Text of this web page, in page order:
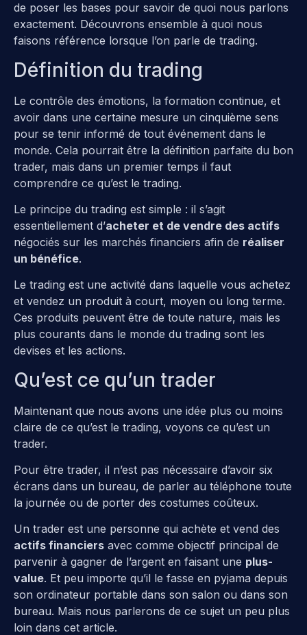
de poser les bases pour savoir de quoi nous parlons
exactement. Découvrons ensemble à quoi nous
faisons référence lorsque l’on parle de trading.
Définition du trading
Le contrôle des émotions, la formation continue, et
avoir dans une certaine mesure un cinquième sens
pour se tenir informé de tout événement dans le
monde. Cela pourrait être la définition parfaite du bon
trader, mais dans un premier temps il faut
comprendre ce qu’est le trading.
Le principe du trading est simple : il s’agit
essentiellement d’acheter et de vendre des actifs
négociés sur les marchés financiers afin de réaliser
un bénéfice.
Le trading est une activité dans laquelle vous achetez
et vendez un produit à court, moyen ou long terme.
Ces produits peuvent être de toute nature, mais les
plus courants dans le monde du trading sont les
devises et les actions.
Qu’est ce qu’un trader
Maintenant que nous avons une idée plus ou moins
claire de ce qu’est le trading, voyons ce qu’est un
trader.
Pour être trader, il n’est pas nécessaire d’avoir six
écrans dans un bureau, de parler au téléphone toute
la journée ou de porter des costumes coûteux.
Un trader est une personne qui achète et vend des
actifs financiers avec comme objectif principal de
parvenir à gagner de l’argent en faisant une plus-
value. Et peu importe qu’il le fasse en pyjama depuis
son ordinateur portable dans son salon ou dans son
bureau. Mais nous parlerons de ce sujet un peu plus
loin dans cet article.